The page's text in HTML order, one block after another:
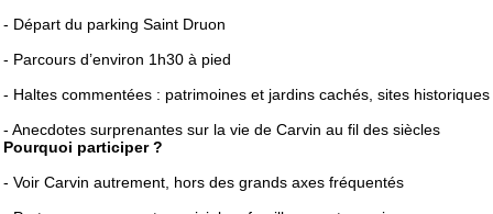
- Départ du parking Saint Druon
- Parcours d’environ 1h30 à pied
- Haltes commentées : patrimoines et jardins cachés, sites historiques
- Anecdotes surprenantes sur la vie de Carvin au fil des siècles
Pourquoi participer ?
- Voir Carvin autrement, hors des grands axes fréquentés